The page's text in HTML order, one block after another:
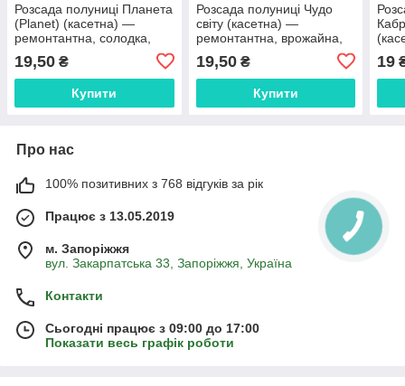
Розсада полуниці Планета
(Planet) (касетна) —
ремонтантна, солодка,
19,50 ₴
Купити
Розсада полуниці Чудо
світу (касетна) —
ремонтантна, врожайна,
19,50₴
Купити
19
Про нас
100% позитивних з 768 відгуків за рік
Працює з 13.05.2019
м. Запоріжжя
вул. Закарпатська 33, Запоріжжя, Україна
Контакти
Сьогодні працює з 09:00 до 17:00
Показати весь графік роботи